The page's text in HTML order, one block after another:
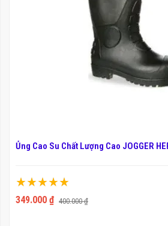
Ủng Cao Su Chất Lượng Cao JOGGER
Xếp hạng:
100%
349.000 ₫ 400.000 ₫